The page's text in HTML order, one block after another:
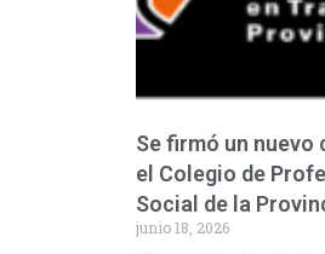
Se firmó un nuevo
el Colegio de
Social de la
junio 18, 2026